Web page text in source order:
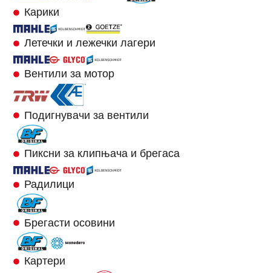
Карики
Летечки и лежечки лагери
Вентили за мотор
Подигнувачи за вентили
Пиксни за клипњача и брегаса
Радилици
Брегасти осовини
Картери